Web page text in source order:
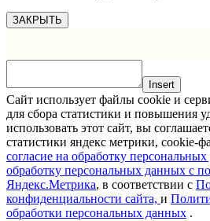
ЗАКРЫТЬ
Insert
Сайт использует файлы cookie и
для сбора статистики и повышения
использовать этот сайт, вы
статистики яндекс метрики, cookie-
согласие на обработку
обработку персональных данных с
Яндекс.Метрика, в соответствии с
конфиденциальности сайта, и
обработки персональных данных .